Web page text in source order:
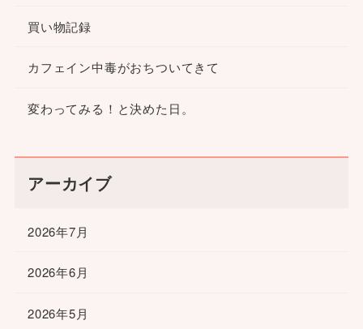
買い物記録
カフェイン中毒がおちついてきて
変わってみる！と決めた日。
アーカイブ
2026年7月
2026年6月
2026年5月